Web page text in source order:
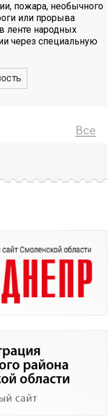
пожара, необычного
или прорыва
ленте народных
через специальную
Все